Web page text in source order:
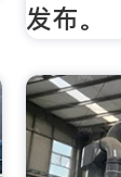
发布。